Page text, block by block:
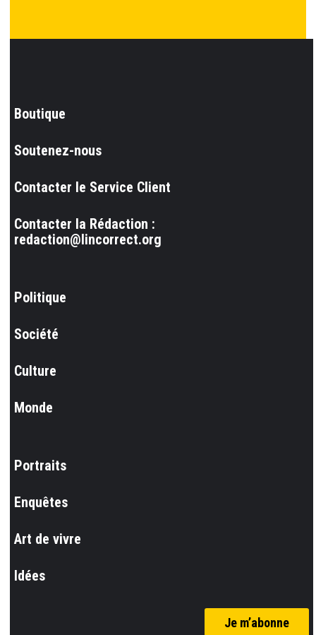
Boutique
Soutenez-nous
Contacter le Service Client
Contacter la Rédaction :
redaction@lincorrect.org
Politique
Société
Culture
Monde
Portraits
Enquêtes
Art de vivre
Idées
Je m’abonne